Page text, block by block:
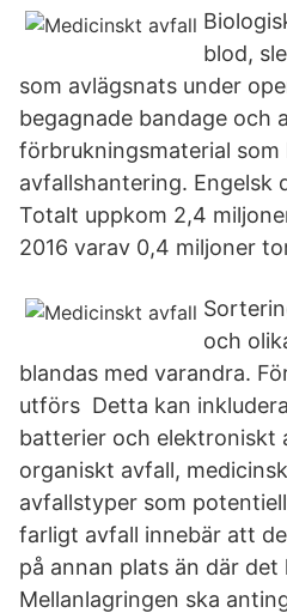
blod,
som avlägsnats under
begagnade bandage och
förbrukningsmaterial som
avfallshantering. Engelsk
Totalt uppkom 2,4
2016 varav 0,4 miljoner
och
blandas med varandra.
utförs Detta kan
batterier och elektroniskt
organiskt avfall,
avfallstyper som
farligt avfall innebär att
på annan plats än där
Mellanlagringen ska